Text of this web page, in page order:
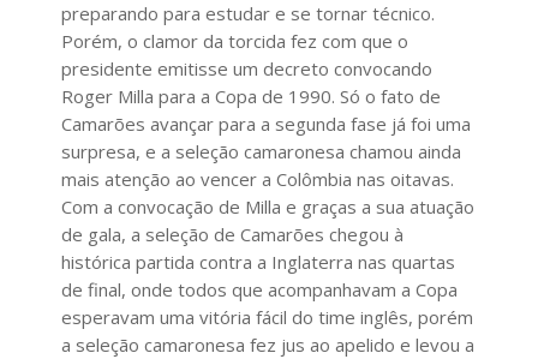
preparando para estudar e se tornar técnico.
Porém, o clamor da torcida fez com que o
presidente emitisse um decreto convocando
Roger Milla para a Copa de 1990. Só o fato de
Camarões avançar para a segunda fase já foi uma
surpresa, e a seleção camaronesa chamou ainda
mais atenção ao vencer a Colômbia nas oitavas.
Com a convocação de Milla e graças a sua atuação
de gala, a seleção de Camarões chegou à
histórica partida contra a Inglaterra nas quartas
de final, onde todos que acompanhavam a Copa
esperavam uma vitória fácil do time inglês, porém
a seleção camaronesa fez jus ao apelido e levou a